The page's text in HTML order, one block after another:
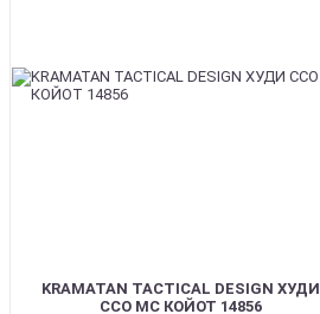
KRAMATAN TACTICAL DESIGN ХУДИ
ССО МС КОЙОТ 14856